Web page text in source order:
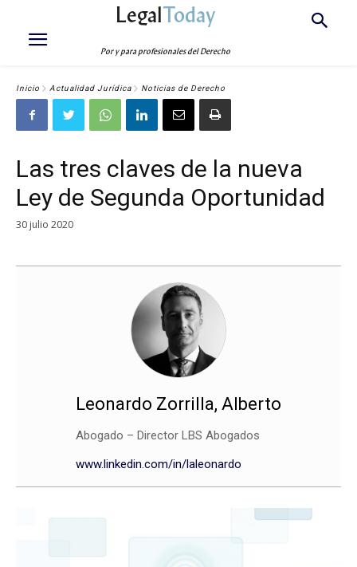
LegalToday
Por y para profesionales del Derecho
Inicio Actualidad Jurídica Noticias de Derecho
Las tres claves de la nueva
Ley de Segunda Oportunidad
30 julio 2020
Leonardo Zorrilla, Alberto
Abogado – Director LBS Abogados
www.linkedin.com/in/laleonardo